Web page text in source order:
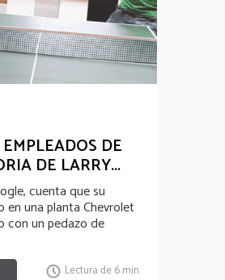
DE
DE LARRY...
cuenta que su
en una planta Chevrolet
con un pedazo de
Lectura de 6 min.